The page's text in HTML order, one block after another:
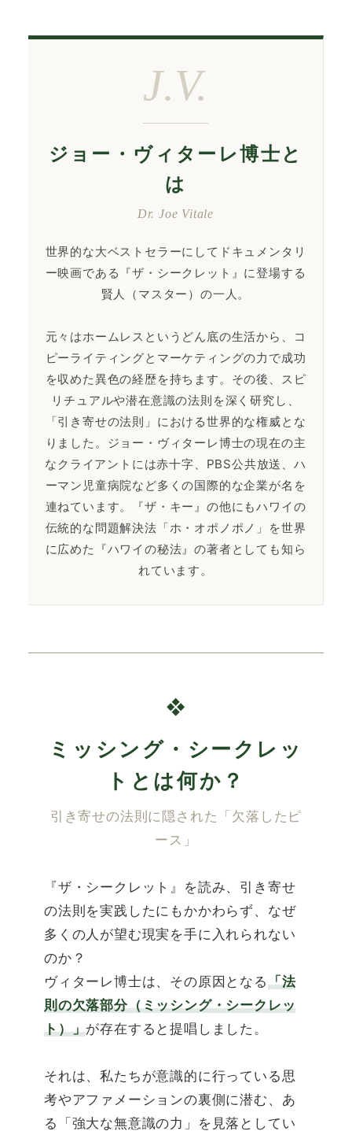
J.V.
ジョー・ヴィターレ博士と
は
Dr. Joe Vitale
世界的な大ベストセラーにしてドキュメンタリ
ー映画である『ザ・シークレット』に登場する
賢人（マスター）の一人。
元々はホームレスというどん底の生活から、コ
ピーライティングとマーケティングの力で成功
を収めた異色の経歴を持ちます。その後、スピ
リチュアルや潜在意識の法則を深く研究し、
「引き寄せの法則」における世界的な権威とな
りました。ジョー・ヴィターレ博士の現在の主
なクライアントには赤十字、PBS公共放送、ハ
ーマン児童病院など多くの国際的な企業が名を
連ねています。『ザ・キー』の他にもハワイの
伝統的な問題解決法「ホ・オポノポノ」を世界
に広めた『ハワイの秘法』の著者としても知ら
れています。
❖
ミッシング・シークレッ
トとは何か？
引き寄せの法則に隠された「欠落したピ
ース」
『ザ・シークレット』を読み、引き寄せ
の法則を実践したにもかかわらず、なぜ
多くの人が望む現実を手に入れられない
のか？
ヴィターレ博士は、その原因となる「法
則の欠落部分（ミッシング・シークレッ
ト）」が存在すると提唱しました。
それは、私たちが意識的に行っている思
考やアファメーションの裏側に潜む、あ
る「強大な無意識の力」を見落としてい